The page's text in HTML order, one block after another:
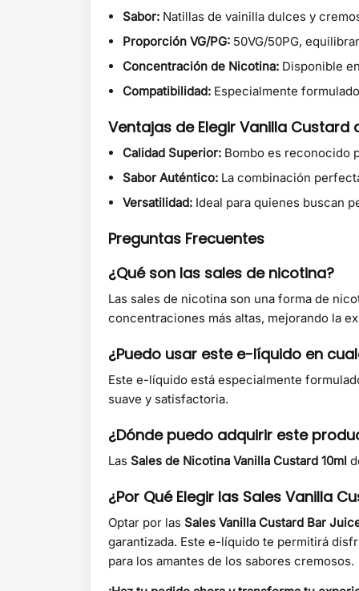
Sabor: Natillas de vainilla dulces y
Proporción VG/PG: 50VG/50PG,
Concentración de Nicotina: Disponible
Compatibilidad: Especialmente
Ventajas de Elegir Vanilla Custard
Calidad Superior: Bombo es reconocido
Sabor Auténtico: La combinación
Versatilidad: Ideal para quienes buscan
Preguntas Frecuentes
¿Qué son las sales de nicotina?
Las sales de nicotina son una forma de
concentraciones más altas, mejorando la
¿Puedo usar este e-líquido en
Este e-líquido está especialmente
suave y satisfactoria.
¿Dónde puedo adquirir este
Las Sales de Nicotina Vanilla Custard 10ml
¿Por Qué Elegir las Sales Vanilla
Optar por las Sales Vanilla Custard Bar
garantizada. Este e-líquido te permitirá
para los amantes de los sabores cremosos.